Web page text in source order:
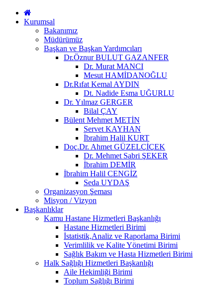
Kurumsal
Bakanımız
Müdürümüz
Başkan ve Başkan Yardımcıları
Dr.Öznur BULUT GAZANFER
Dr. Murat MANCI
Mesut HAMİDANOĞLU
Dr.Rıfat Kemal AYDIN
Dt. Nadide Esma UĞURLU
Dr. Yılmaz GERGER
Bilal ÇAY
Bülent Mehmet METİN
Servet KAYHAN
İbrahim Halil KURT
Doç.Dr. Ahmet GÜZELÇİÇEK
Dr. Mehmet Sabri ŞEKER
İbrahim DEMİR
İbrahim Halil CENGİZ
Seda UYDAŞ
Organizasyon Şeması
Misyon / Vizyon
Başkanlıklar
Kamu Hastane Hizmetleri Başkanlığı
Hastane Hizmetleri Birimi
İstatistik,Analiz ve Raporlama Birimi
Verimlilik ve Kalite Yönetimi Birimi
Sağlık Bakım ve Hasta Hizmetleri Birimi
Halk Sağlığı Hizmetleri Başkanlığı
Aile Hekimliği Birimi
Toplum Sağlığı Birimi